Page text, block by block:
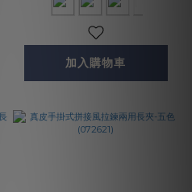
加入購物車